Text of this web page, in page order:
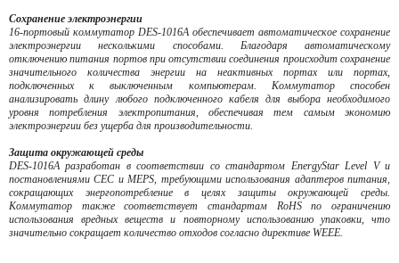
Сохранение электроэнергии
16-портовый коммутатор DES-1016A обеспечивает автоматическое сохранение
электроэнергии несколькими способами. Благодаря автоматическому
отключению питания портов при отсутствии соединения происходит сохранение
значительного количества энергии на неактивных портах или портах,
подключенных к выключенным компьютерам. Коммутатор способен
анализировать длину любого подключенного кабеля для выбора необходимого
уровня потребления электропитания, обеспечивая тем самым экономию
электроэнергии без ущерба для производительности.
Защита окружающей среды
DES-1016A разработан в соответствии со стандартом EnergyStar Level V и
постановлениями CEC и MEPS, требующими использования адаптеров питания,
сокращающих энергопотребление в целях защиты окружающей среды.
Коммутатор также соответствует стандартам RoHS по ограничению
использования вредных веществ и повторному использованию упаковки, что
значительно сокращает количество отходов согласно директиве WEEE.